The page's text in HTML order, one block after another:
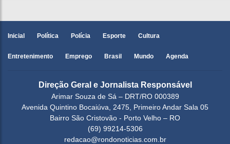
Inicial Política Polícia Esporte Cultura
Entretenimento Emprego Brasil Mundo Agenda
Direção Geral e Jornalista Responsável
Arimar Souza de Sá – DRT/RO 000389
Avenida Quintino Bocaiúva, 2475, Primeiro Andar Sala 05
Bairro São Cristovão - Porto Velho – RO
(69) 99214-5306
redacao@rondonoticias.com.br